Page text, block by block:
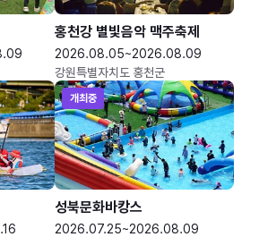
홍천강 별빛음악 맥주축제
2026.08.05~2026.08.09
강원특별자치도 홍천군
개최중
성북문화바캉스
2026.07.25~2026.08.09